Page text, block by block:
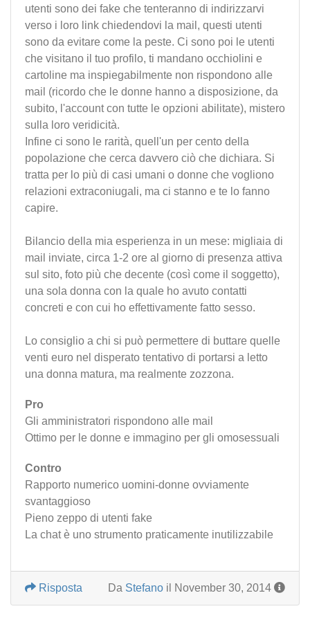
utenti sono dei fake che tenteranno di indirizzarvi
verso i loro link chiedendovi la mail, questi utenti
sono da evitare come la peste. Ci sono poi le utenti
che visitano il tuo profilo, ti mandano occhiolini e
cartoline ma inspiegabilmente non rispondono alle
mail (ricordo che le donne hanno a disposizione, da
subito, l'account con tutte le opzioni abilitate), mistero
sulla loro veridicità.
Infine ci sono le rarità, quell'un per cento della
popolazione che cerca davvero ciò che dichiara. Si
tratta per lo più di casi umani o donne che vogliono
relazioni extraconiugali, ma ci stanno e te lo fanno
capire.
Bilancio della mia esperienza in un mese: migliaia di
mail inviate, circa 1-2 ore al giorno di presenza attiva
sul sito, foto più che decente (così come il soggetto),
una sola donna con la quale ho avuto contatti
concreti e con cui ho effettivamente fatto sesso.
Lo consiglio a chi si può permettere di buttare quelle
venti euro nel disperato tentativo di portarsi a letto
una donna matura, ma realmente zozzona.
Pro
Gli amministratori rispondono alle mail
Ottimo per le donne e immagino per gli omosessuali
Contro
Rapporto numerico uomini-donne ovviamente
svantaggioso
Pieno zeppo di utenti fake
La chat è uno strumento praticamente inutilizzabile
Da Stefano il November 30, 2014
Risposta